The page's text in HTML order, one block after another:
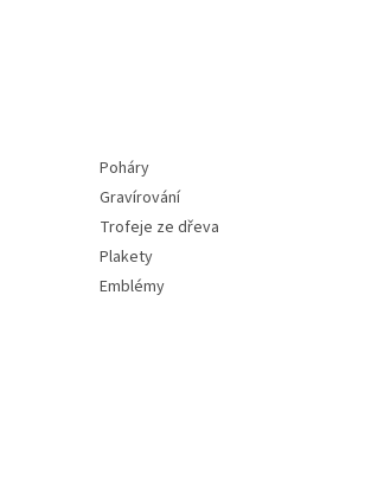
Poháry
Gravírování
Trofeje ze dřeva
Plakety
Emblémy